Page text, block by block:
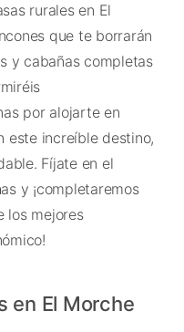
rurales en El
que te borrarán
y cabañas completas
por alojarte en
este increíble destino,
Fíjate en el
y ¡completaremos
los mejores
en El Morche